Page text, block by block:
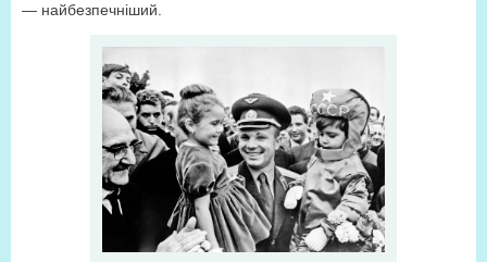
— найбезпечніший.